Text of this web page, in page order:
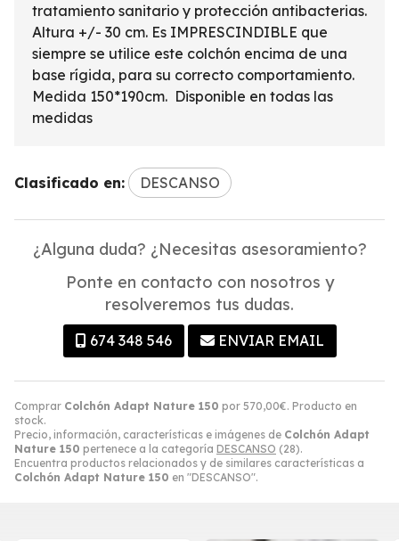
Comprar Colchón Adapt Nature 150 por 570,00€. Producto en
stock.
Precio, información, características e imágenes de Colchón Adapt
Nature 150 pertenece a la categoría DESCANSO (28).
Encuentra productos relacionados y de similares características a
Colchón Adapt Nature 150 en "DESCANSO".
tratamiento sanitario y protección antibacterias.
Altura +/- 30 cm. Es IMPRESCINDIBLE que
siempre se utilice este colchón encima de una
base rígida, para su correcto comportamiento.
Medida 150*190cm. Disponible en todas las
medidas
Clasificado en: DESCANSO
¿Alguna duda? ¿Necesitas asesoramiento?
Ponte en contacto con nosotros y
resolveremos tus dudas.
674 348 546 ENVIAR EMAIL